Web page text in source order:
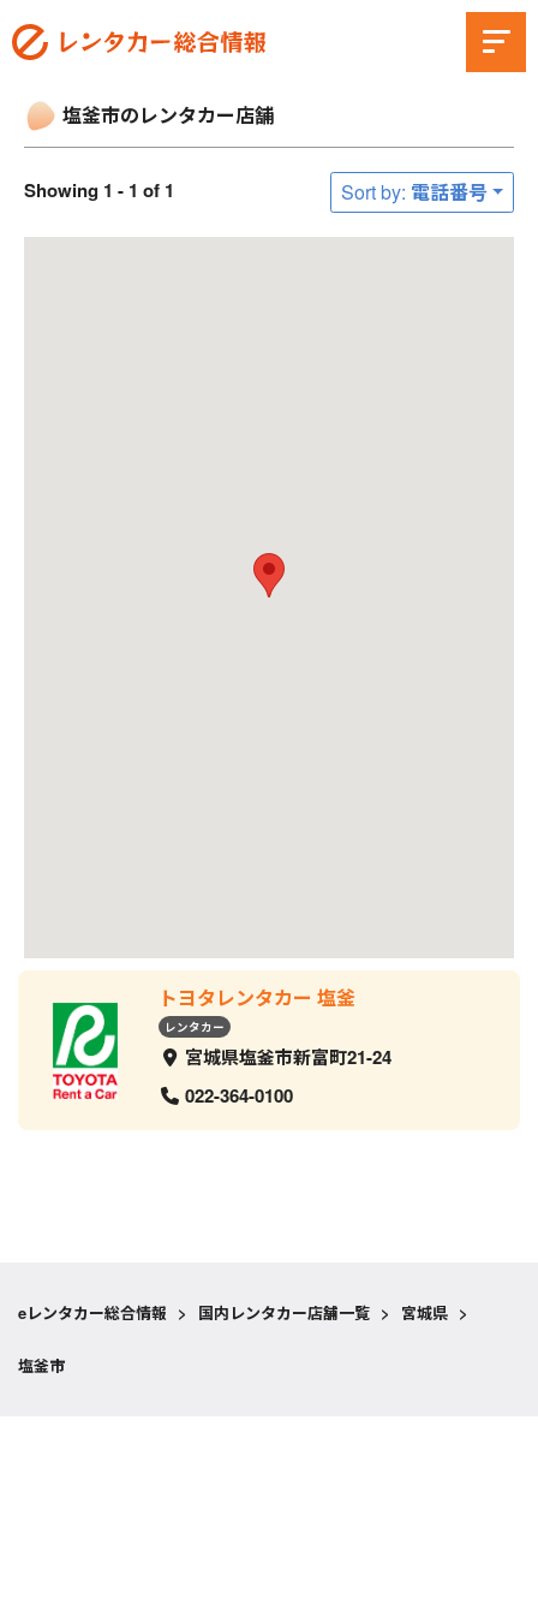
塩釜市のレンタカー店舗
Showing 1 - 1 of 1 Sort by: 電話番号
トヨタレンタカー 塩釜
レンタカー
宮城県塩釜市新富町21-24
022-364-0100
eレンタカー総合情報 > 国内レンタカー店舗一覧 > 宮城県 >
塩釜市